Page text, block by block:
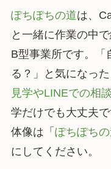
ぽちぽちの道は、
と一緒に作業の中
B型事業所です。「
る？」と気になった
見学やLINEでの相談
学だけでも大丈夫
体像は「 ぽちぽち
にしてください。